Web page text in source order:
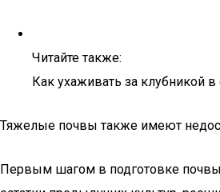
Читайте также:
Как ухаживать за клубникой в
Тяжелые почвы также имеют
Первым шагом в подготовке почвы